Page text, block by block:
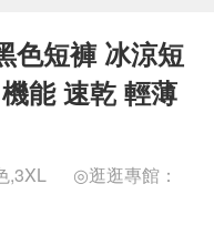
色短褲 冰涼短
能 速乾 輕薄
,3XL
◎逛逛專館：